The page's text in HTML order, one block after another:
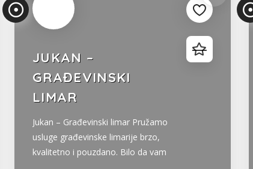
JUKAN –
GRAĐEVINSKI
LIMAR
Jukan – Građevinski limar Pružamo
usluge građevinske limarije brzo,
kvalitetno i pouzdano. Bilo da vam